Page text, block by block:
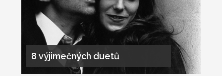
8 výjimečných duetů